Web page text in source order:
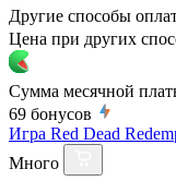
Другие способы
Цена при других
Сумма месячной
69 бонусов
Игра Red Dead
Много